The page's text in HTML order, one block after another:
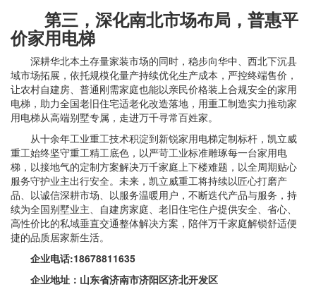
第三，深化南北市场布局，普惠平
价家用电梯
深耕华北本土存量家装市场的同时，稳步向华中、西北下沉县
域市场拓展，依托规模化量产持续优化生产成本，严控终端售价，
让农村自建房、普通刚需家庭也能以亲民价格装上合规安全的家用
电梯，助力全国老旧住宅适老化改造落地，用重工制造实力推动家
用电梯从高端别墅专属，走进万千寻常百姓家。
从十余年工业重工技术积淀到新锐家用电梯定制标杆，凯立威
重工始终坚守重工精工底色，以严苛工业标准雕琢每一台家用电
梯，以接地气的定制方案解决万千家庭上下楼难题，以全周期贴心
服务守护业主出行安全。未来，凯立威重工将持续以匠心打磨产
品、以诚信深耕市场、以服务温暖用户，不断迭代产品与服务，持
续为全国别墅业主、自建房家庭、老旧住宅住户提供安全、省心、
高性价比的私域垂直交通整体解决方案，陪伴万千家庭解锁舒适便
捷的品质居家新生活。
企业电话:18678811635
企业地址：山东省济南市济阳区济北开发区